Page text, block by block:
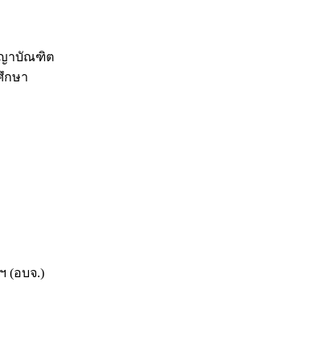
ญาบัณฑิต
กษา
(อบจ.)